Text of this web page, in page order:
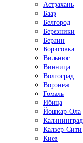
Астрахань
Баар
Белгород
Березники
Берлин
Борисовка
Вильнюс
Винница
Волгоград
Воронеж
Гомель
Ибица
Йошкар-Ола
Калининград
Калвер-Сити
Киев